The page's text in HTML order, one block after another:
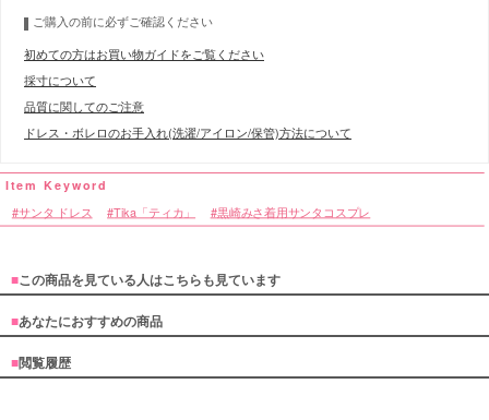
ご購入の前に必ずご確認ください
初めての方はお買い物ガイドをご覧ください
採寸について
品質に関してのご注意
ドレス・ボレロのお手入れ(洗濯/アイロン/保管)方法について
サンタ ドレス Tika「ティカ」 黒崎みさ着用サンタコスプレ
■この商品を見ている人はこちらも見ています
■あなたにおすすめの商品
■閲覧履歴